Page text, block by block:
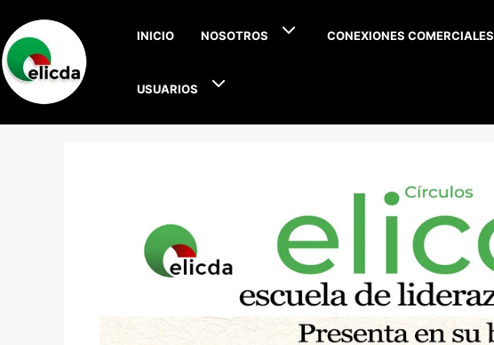
INICIO NOSOTROS CONEXIONES COMERCIALES
USUARIOS